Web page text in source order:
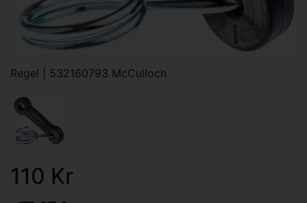
Regel | 532160793 McCulloch
110 Kr